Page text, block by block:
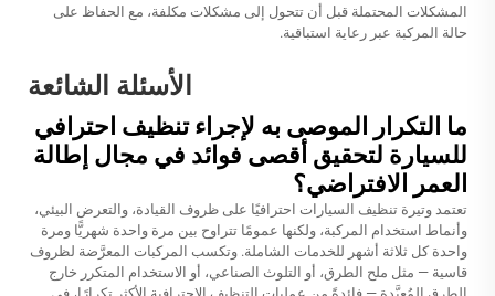
المشكلات المحتملة قبل أن تتحول إلى مشكلات مكلفة، مع الحفاظ على
حالة المركبة عبر رعاية استباقية.
الأسئلة الشائعة
ما التكرار الموصى به لإجراء تنظيف احترافي
للسيارة لتحقيق أقصى فوائد في مجال إطالة
العمر الافتراضي؟
تعتمد وتيرة تنظيف السيارات احترافيًا على ظروف القيادة، والتعرض البيئي،
وأنماط استخدام المركبة، ولكنها عمومًا تتراوح بين مرة واحدة شهريًّا ومرة
واحدة كل ثلاثة أشهر للخدمات الشاملة. وتكسب المركبات المعرَّضة لظروف
قاسية — مثل ملح الطرق، أو التلوث الصناعي، أو الاستخدام المتكرر خارج